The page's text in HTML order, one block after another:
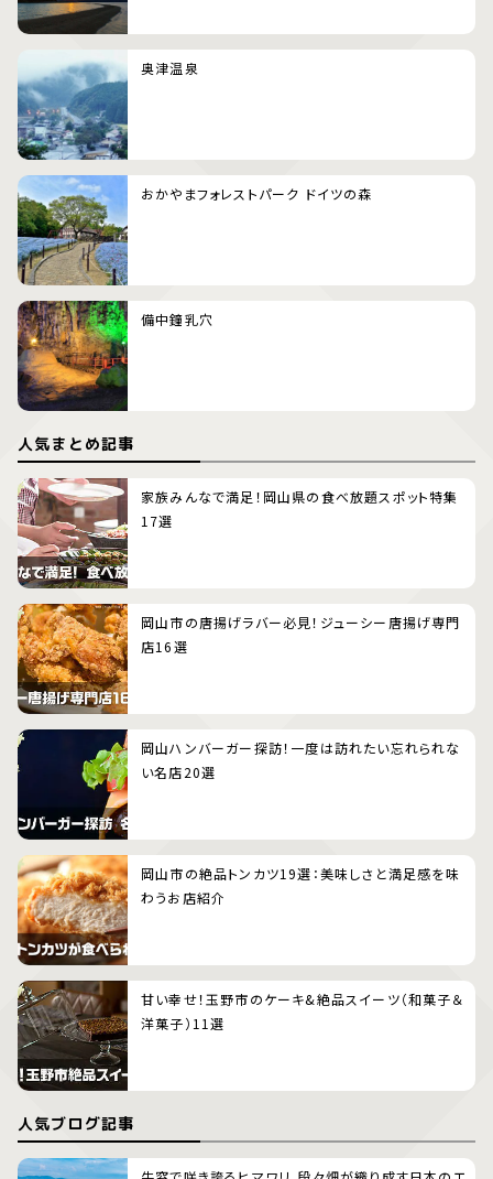
奥津温泉
おかやまフォレストパーク ドイツの森
備中鐘乳穴
人気まとめ記事
家族みんなで満足！岡山県の食べ放題スポット特集
17選
岡山市の唐揚げラバー必見！ジューシー唐揚げ専門
店16選
岡山ハンバーガー探訪！一度は訪れたい忘れられな
い名店20選
岡山市の絶品トンカツ19選：美味しさと満足感を味
わうお店紹介
甘い幸せ！玉野市のケーキ&絶品スイーツ（和菓子＆
洋菓子）11選
人気ブログ記事